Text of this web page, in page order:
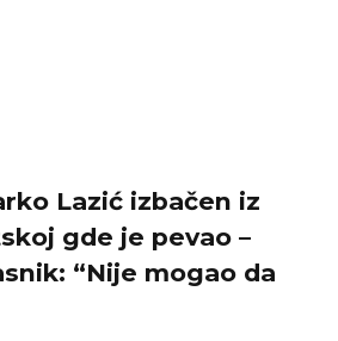
Lazić izbačen iz
gde je pevao –
“Nije mogao da